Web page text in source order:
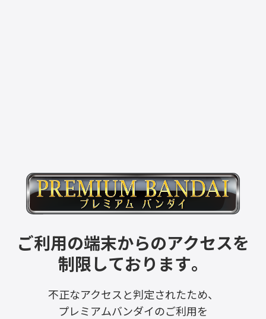
ご利用の端末からのアクセスを
制限しております。
不正なアクセスと判定されたため、
プレミアムバンダイのご利用を